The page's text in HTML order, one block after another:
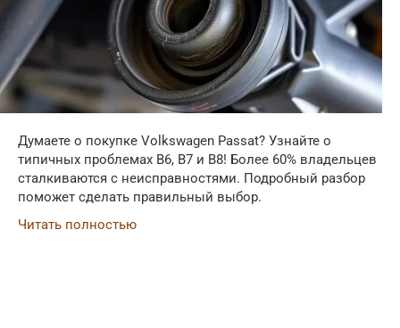
Думаете о покупке Volkswagen Passat? Узнайте о
типичных проблемах B6, B7 и B8! Более 60% владельцев
сталкиваются с неисправностями. Подробный разбор
поможет сделать правильный выбор.
Читать полностью